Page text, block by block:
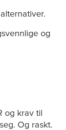
og
og krav til
Og raskt.